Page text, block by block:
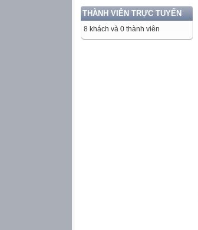
THÀNH VIÊN TRỰC TUYẾN
8 khách và 0 thành viên